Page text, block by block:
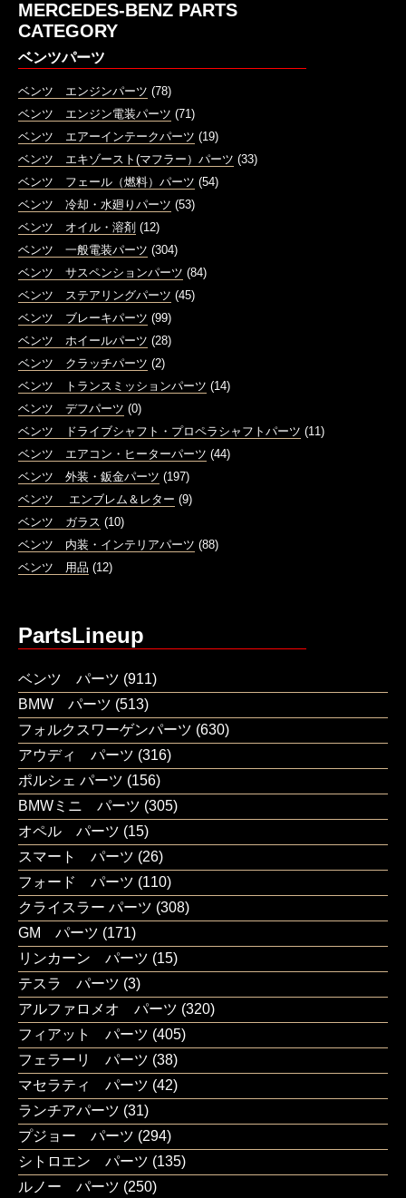
MERCEDES-BENZ PARTS
CATEGORY
ベンツパーツ
ベンツ エンジンパーツ (78)
ベンツ エンジン電装パーツ (71)
ベンツ エアーインテークパーツ (19)
ベンツ エキゾースト(マフラー）パーツ (33)
ベンツ フェール（燃料）パーツ (54)
ベンツ 冷却・水廻りパーツ (53)
ベンツ オイル・溶剤 (12)
ベンツ 一般電装パーツ (304)
ベンツ サスペンションパーツ (84)
ベンツ ステアリングパーツ (45)
ベンツ ブレーキパーツ (99)
ベンツ ホイールパーツ (28)
ベンツ クラッチパーツ (2)
ベンツ トランスミッションパーツ (14)
ベンツ デフパーツ (0)
ベンツ ドライブシャフト・プロペラシャフトパーツ (11)
ベンツ エアコン・ヒーターパーツ (44)
ベンツ 外装・鈑金パーツ (197)
ベンツ エンブレム＆レター (9)
ベンツ ガラス (10)
ベンツ 内装・インテリアパーツ (88)
ベンツ 用品 (12)
PartsLineup
ベンツ パーツ (911)
BMW パーツ (513)
フォルクスワーゲンパーツ (630)
アウディ パーツ (316)
ポルシェ パーツ (156)
BMWミニ パーツ (305)
オペル パーツ (15)
スマート パーツ (26)
フォード パーツ (110)
クライスラー パーツ (308)
GM パーツ (171)
リンカーン パーツ (15)
テスラ パーツ (3)
アルファロメオ パーツ (320)
フィアット パーツ (405)
フェラーリ パーツ (38)
マセラティ パーツ (42)
ランチアパーツ (31)
プジョー パーツ (294)
シトロエン パーツ (135)
ルノー パーツ (250)